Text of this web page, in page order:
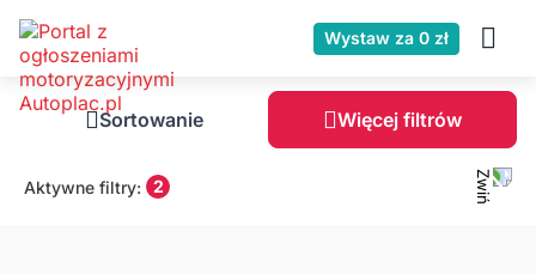
Wystaw za 0 zł
Sortowanie Więcej filtrów
Aktywne filtry: 2